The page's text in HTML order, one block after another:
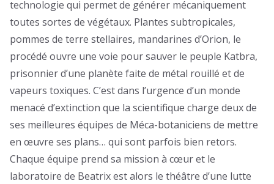
technologie qui permet de générer mécaniquement
toutes sortes de végétaux. Plantes subtropicales,
pommes de terre stellaires, mandarines d’Orion, le
procédé ouvre une voie pour sauver le peuple Katbra,
prisonnier d’une planète faite de métal rouillé et de
vapeurs toxiques. C’est dans l’urgence d’un monde
menacé d’extinction que la scientifique charge deux de
ses meilleures équipes de Méca-botaniciens de mettre
en œuvre ses plans… qui sont parfois bien retors.
Chaque équipe prend sa mission à cœur et le
laboratoire de Beatrix est alors le théâtre d’une lutte